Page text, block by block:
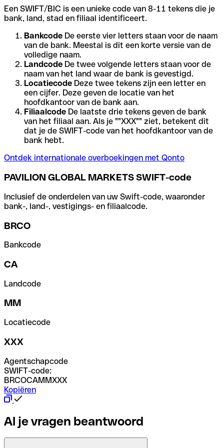
Een SWIFT/BIC is een unieke code van 8-11 tekens die je
bank, land, stad en filiaal identificeert.
Bankcode De eerste vier letters staan voor de naam
van de bank. Meestal is dit een korte versie van de
volledige naam.
Landcode De twee volgende letters staan voor de
naam van het land waar de bank is gevestigd.
Locatiecode Deze twee tekens zijn een letter en
een cijfer. Deze geven de locatie van het
hoofdkantoor van de bank aan.
Filiaalcode De laatste drie tekens geven de bank
van het filiaal aan. Als je ""XXX"" ziet, betekent dit
dat je de SWIFT-code van het hoofdkantoor van de
bank hebt.
Ontdek internationale overboekingen met Qonto
PAVILION GLOBAL MARKETS SWIFT-code
Inclusief de onderdelen van uw Swift-code, waaronder
bank-, land-, vestigings- en filiaalcode.
BRCO
Bankcode
CA
Landcode
MM
Locatiecode
XXX
Agentschapcode
SWIFT-code:
BRCOCAMMXXX
Kopiëren
Al je vragen beantwoord